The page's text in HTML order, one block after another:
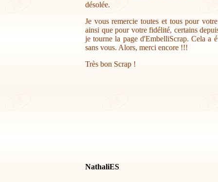
désolée.
Je vous remercie toutes et tous pour
ainsi que pour votre fidélité, certains
je tourne la page d'EmbelliScrap. Cela a
sans vous. Alors, merci encore !!!
Très bon Scrap !
NathaliES